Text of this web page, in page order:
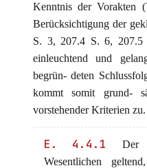
Kenntnis der
Berücksichtigung der
S. 3, 207.4 S. 6,
einleuchtend und
begrün- deten
kommt somit grund-
vorstehender Kriterien zu.
E. 4.4.1
Der
Wesentlichen